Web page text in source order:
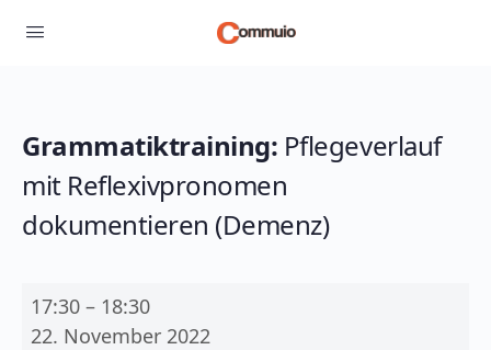
Grammatiktraining: Pflegeverlauf
mit Reflexivpronomen
dokumentieren (Demenz)
Grammatiktraining:
Pflegeverlauf
17:30 – 18:30
22. November 2022